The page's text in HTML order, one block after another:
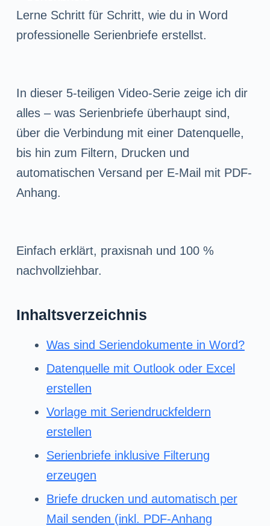
n
n
Lerne Schritt für Schritt, wie du in Word
professionelle Serienbriefe erstellst.
In dieser 5-teiligen Video-Serie zeige ich dir
alles – was Serienbriefe überhaupt sind,
über die Verbindung mit einer Datenquelle,
bis hin zum Filtern, Drucken und
automatischen Versand per E-Mail mit PDF-
Anhang.
Einfach erklärt, praxisnah und 100 %
nachvollziehbar.
Inhaltsverzeichnis
Was sind Seriendokumente in Word?
Datenquelle mit Outlook oder Excel
erstellen
Vorlage mit Seriendruckfeldern
erstellen
Serienbriefe inklusive Filterung
erzeugen
Briefe drucken und automatisch per
Mail senden (inkl. PDF-Anhang